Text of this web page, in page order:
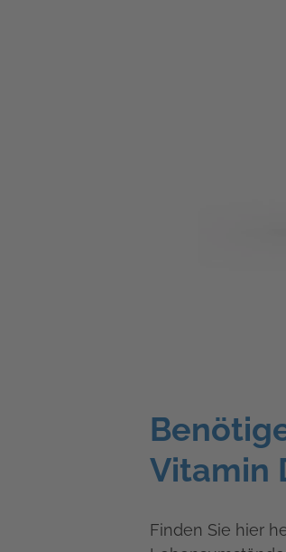
Vitamin
Finden Sie hier